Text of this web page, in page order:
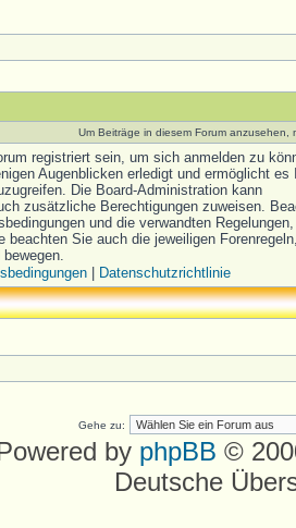
Um Beiträge in diesem Forum
registriert sein, um sich anmelden zu
Augenblicken erledigt und ermöglicht es
Die Board-Administration kann
zusätzliche Berechtigungen zuweisen.
und die verwandten
beachten Sie auch die jeweiligen
| Datenschutzrichtlinie
Gehe zu:
by phpBB ©
Deutsche